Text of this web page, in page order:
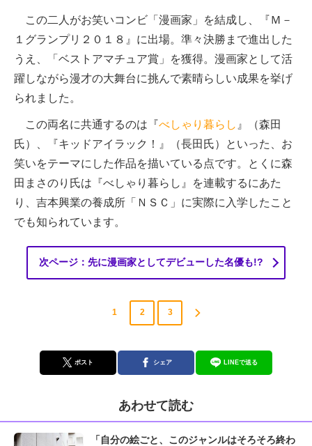
この二人がお笑いコンビ「漫画家」を結成し、『Ｍ－
１グランプリ２０１８』に出場。準々決勝まで進出した
うえ、「ベストアマチュア賞」を獲得。漫画家として活
躍しながら漫才の大舞台に挑んで素晴らしい成果を挙げ
られました。
この両名に共通するのは『べしゃり暮らし 』（森田
氏）、『キッドアイラック！』（長田氏）といった、お
笑いをテーマにした作品を描いている点です。とくに森
田まさのり氏は『べしゃり暮らし』を連載するにあた
り、吉本興業の養成所「ＮＳＣ」に実際に入学したこと
でも知られています。
次ページ：先に漫画家としてデビューした名優も!?
1 2 3
ポスト シェア LINEで送る
あわせて読む
「自分の絵ごと、このジャンルはそろそろ終わ